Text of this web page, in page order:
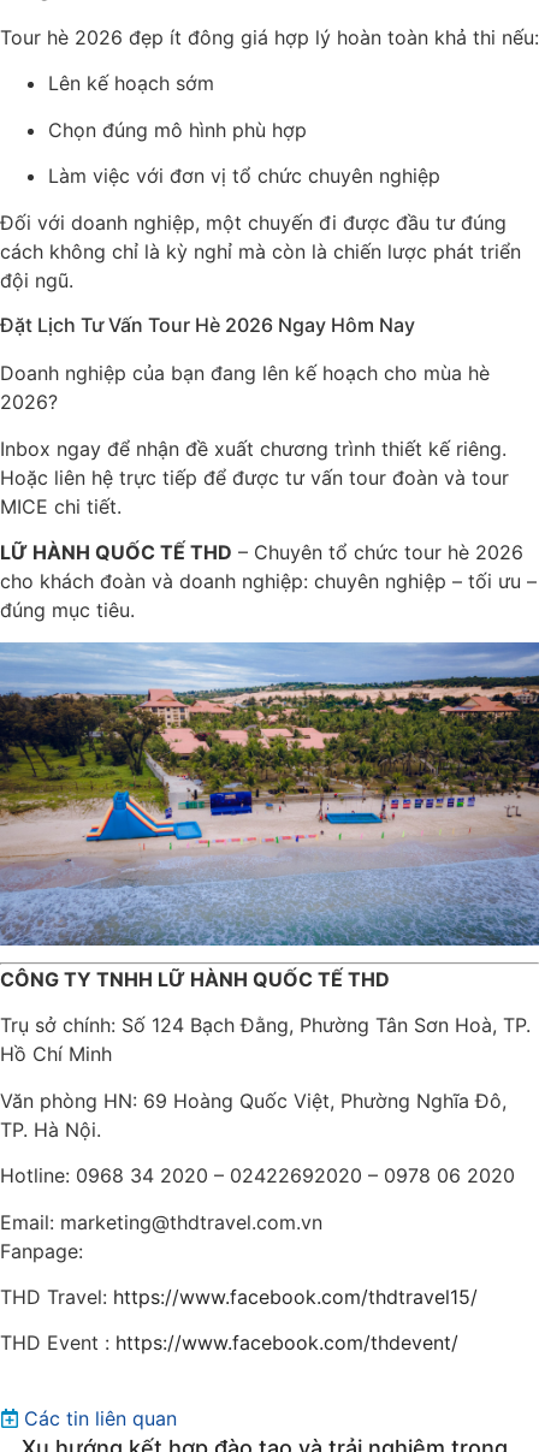
Tour hè 2026 đẹp ít đông giá hợp lý hoàn toàn khả thi nếu:
Lên kế hoạch sớm
Chọn đúng mô hình phù hợp
Làm việc với đơn vị tổ chức chuyên nghiệp
Đối với doanh nghiệp, một chuyến đi được đầu tư đúng
cách không chỉ là kỳ nghỉ mà còn là chiến lược phát triển
đội ngũ.
Đặt Lịch Tư Vấn Tour Hè 2026 Ngay Hôm Nay
Doanh nghiệp của bạn đang lên kế hoạch cho mùa hè
2026?
Inbox ngay để nhận đề xuất chương trình thiết kế riêng.
Hoặc liên hệ trực tiếp để được tư vấn tour đoàn và tour
MICE chi tiết.
LỮ HÀNH QUỐC TẾ THD – Chuyên tổ chức tour hè 2026
cho khách đoàn và doanh nghiệp: chuyên nghiệp – tối ưu –
đúng mục tiêu.
CÔNG TY TNHH LỮ HÀNH QUỐC TẾ THD
Trụ sở chính: Số 124 Bạch Đằng, Phường Tân Sơn Hoà, TP.
Hồ Chí Minh
Văn phòng HN: 69 Hoàng Quốc Việt, Phường Nghĩa Đô,
TP. Hà Nội.
Hotline: 0968 34 2020 – 02422692020 – 0978 06 2020
Email: marketing@thdtravel.com.vn
Fanpage:
THD Travel: https://www.facebook.com/thdtravel15/
THD Event : https://www.facebook.com/thdevent/
Các tin liên quan